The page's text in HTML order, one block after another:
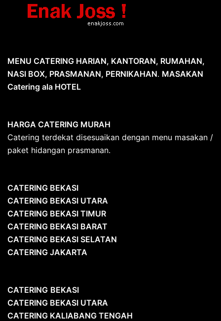
MENU CATERING HARIAN, KANTORAN, RUMAHAN,
NASI BOX, PRASMANAN, PERNIKAHAN. MASAKAN
Catering ala HOTEL
HARGA CATERING MURAH
Catering terdekat disesuaikan dengan menu masakan /
paket hidangan prasmanan.
CATERING BEKASI
CATERING BEKASI UTARA
CATERING BEKASI TIMUR
CATERING BEKASI BARAT
CATERING BEKASI SELATAN
CATERING JAKARTA
CATERING BEKASI
CATERING BEKASI UTARA
CATERING KALIABANG TENGAH